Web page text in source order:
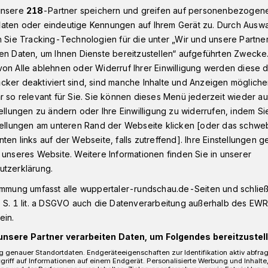
schwer verletzt
Arbeitsunfall
am Deutschen Ring hat sich ein
(7. August 2025) gegen 22:45
verletzt.
218-Partner speichern und greifen auf
oder eindeutige Kennungen auf Ihrem Gerät zu. Durch
Sie Tracking-Technologien für die unter „Wir und unsere
Daten, um Ihnen Dienste bereitzustellen“ aufgeführten
Alle ablehnen oder Widerruf Ihrer Einwilligung werden diese
deaktiviert sind, sind manche Inhalte und Anzeigen
so relevant für Sie. Sie können dieses Menü jederzeit wieder
zu ändern oder Ihre Einwilligung zu widerrufen, indem
am unteren Rand der Webseite klicken [oder das
links auf der Webseite, falls zutreffend]. Ihre Einstellungen
Website. Weitere Informationen finden Sie in unserer
umfasst alle wuppertaler-rundschau.de-Seiten und
1 lit. a DSGVO auch die Datenverarbeitung außerhalb des
Partner verarbeiten Daten, um Folgendes
genauer Standortdaten. Endgeräteeigenschaften zur Identifikation aktiv
auf Informationen auf einem Endgerät. Personalisierte Werbung und